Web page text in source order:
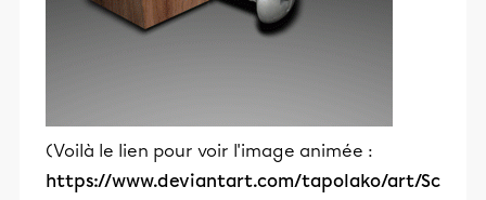
(Voilà le lien pour voir l'image animée :
https://www.deviantart.com/tapolako/art/Sc